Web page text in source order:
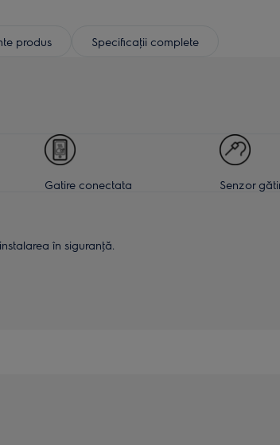
produs Specificaţii complete
Gatire conectata Senzor
în siguranţă.